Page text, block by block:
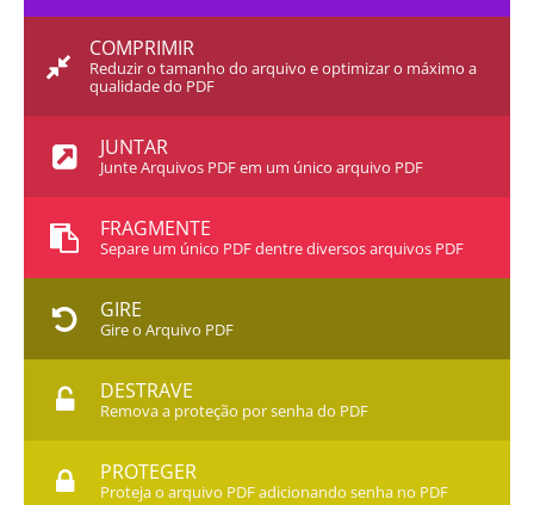
COMPRIMIR
Reduzir o tamanho do arquivo e optimizar o máximo a
qualidade do PDF
JUNTAR
Junte Arquivos PDF em um único arquivo PDF
FRAGMENTE
Separe um único PDF dentre diversos arquivos PDF
GIRE
Gire o Arquivo PDF
DESTRAVE
Remova a proteção por senha do PDF
PROTEGER
Proteja o arquivo PDF adicionando senha no PDF